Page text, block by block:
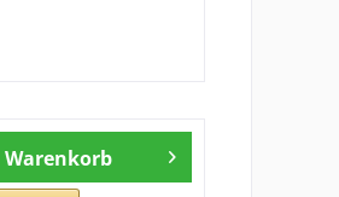
Warenkorb